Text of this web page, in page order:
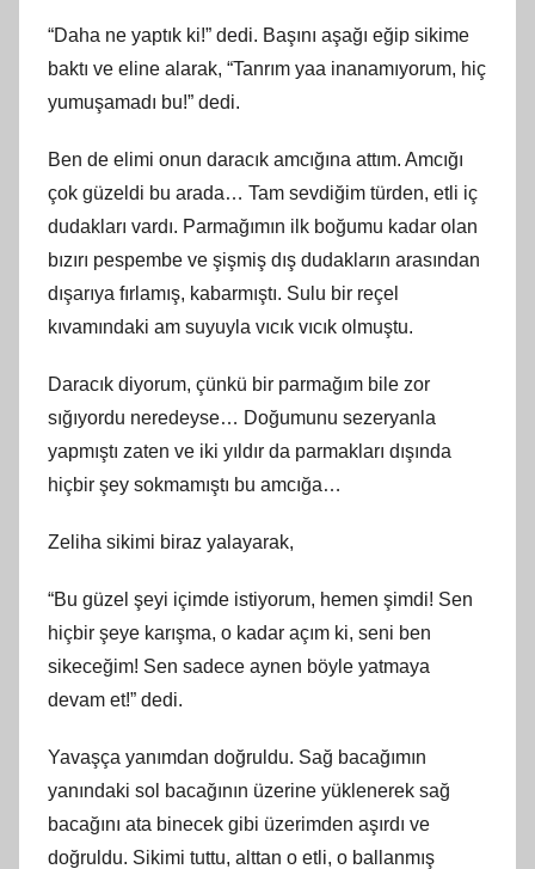
“Daha ne yaptık ki!” dedi. Başını aşağı eğip sikime
baktı ve eline alarak, “Tanrım yaa inanamıyorum, hiç
yumuşamadı bu!” dedi.
Ben de elimi onun daracık amcığına attım. Amcığı
çok güzeldi bu arada… Tam sevdiğim türden, etli iç
dudakları vardı. Parmağımın ilk boğumu kadar olan
bızırı pespembe ve şişmiş dış dudakların arasından
dışarıya fırlamış, kabarmıştı. Sulu bir reçel
kıvamındaki am suyuyla vıcık vıcık olmuştu.
Daracık diyorum, çünkü bir parmağım bile zor
sığıyordu neredeyse… Doğumunu sezeryanla
yapmıştı zaten ve iki yıldır da parmakları dışında
hiçbir şey sokmamıştı bu amcığa…
Zeliha sikimi biraz yalayarak,
“Bu güzel şeyi içimde istiyorum, hemen şimdi! Sen
hiçbir şeye karışma, o kadar açım ki, seni ben
sikeceğim! Sen sadece aynen böyle yatmaya
devam et!” dedi.
Yavaşça yanımdan doğruldu. Sağ bacağımın
yanındaki sol bacağının üzerine yüklenerek sağ
bacağını ata binecek gibi üzerimden aşırdı ve
doğruldu. Sikimi tuttu, alttan o etli, o ballanmış